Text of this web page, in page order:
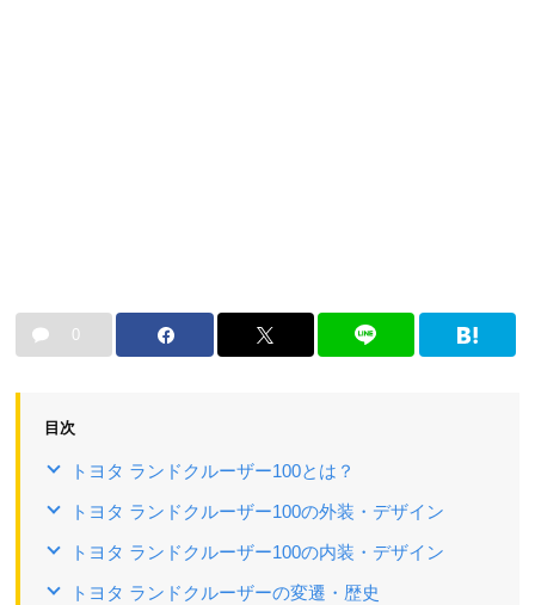
0
目次
トヨタ ランドクルーザー100とは？
トヨタ ランドクルーザー100の外装・デザイン
トヨタ ランドクルーザー100の内装・デザイン
トヨタ ランドクルーザーの変遷・歴史